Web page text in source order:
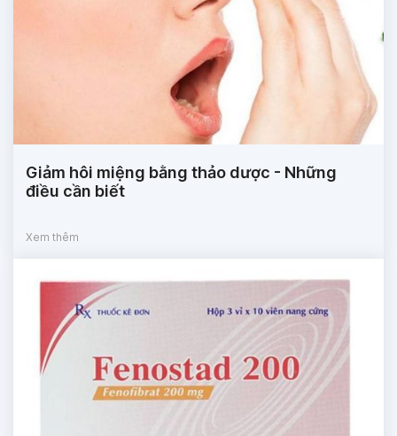
Giảm hôi miệng bằng thảo dược - Những
điều cần biết
Xem thêm